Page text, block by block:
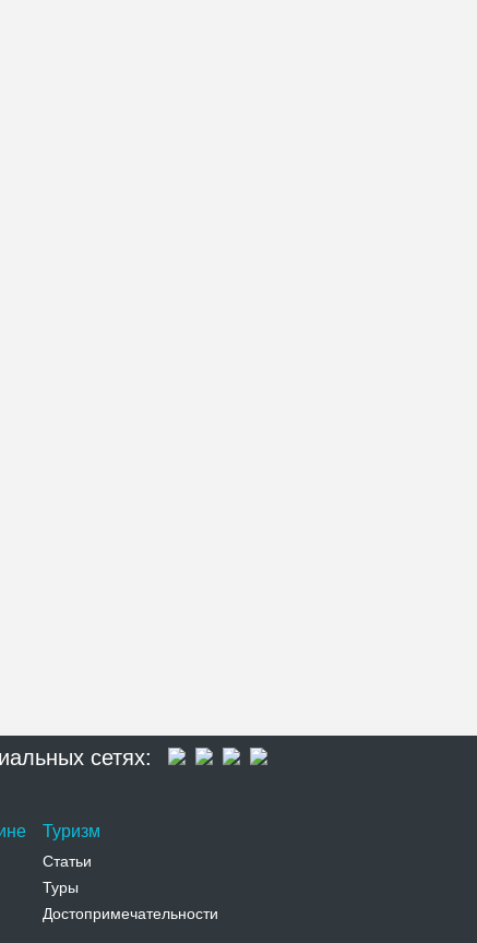
сетях:
Туризм
Статьи
Туры
Достопримечательности